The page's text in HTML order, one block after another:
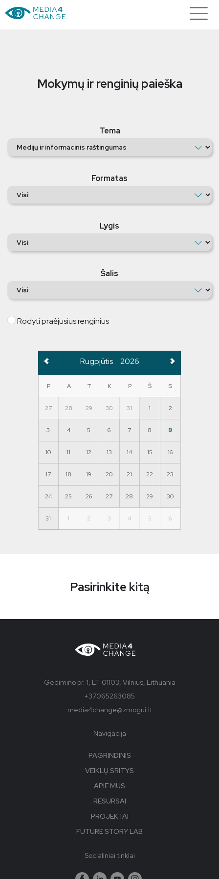
Mokymų ir renginių paieška
Tema
Formatas
Lygis
Šalis
Rodyti praėjusius renginius
Rugpjūtis 2026
P A T K P Š S
27 28 29 30 31 1 2
3 4 5 6 7 8 9
10 11 12 13 14 15 16
17 18 19 20 21 22 23
24 25 26 27 28 29 30
31 1 2 3 4 5 6
Pasirinkite kitą
Gedimino pr. 1, LT-01103, Vilnius, Lithuania
+37065263085
media4change@zmogui.lt
Navigacija
PAGRINDINIS
VEIKLŲ SRITYS
APIE MUS
RESURSAI
PROJEKTAI
FUTURE STORY LAB
Socialiniai tinklai